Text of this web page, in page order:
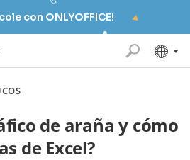
con ONLYOFFICE!
de araña y cómo
de Excel?